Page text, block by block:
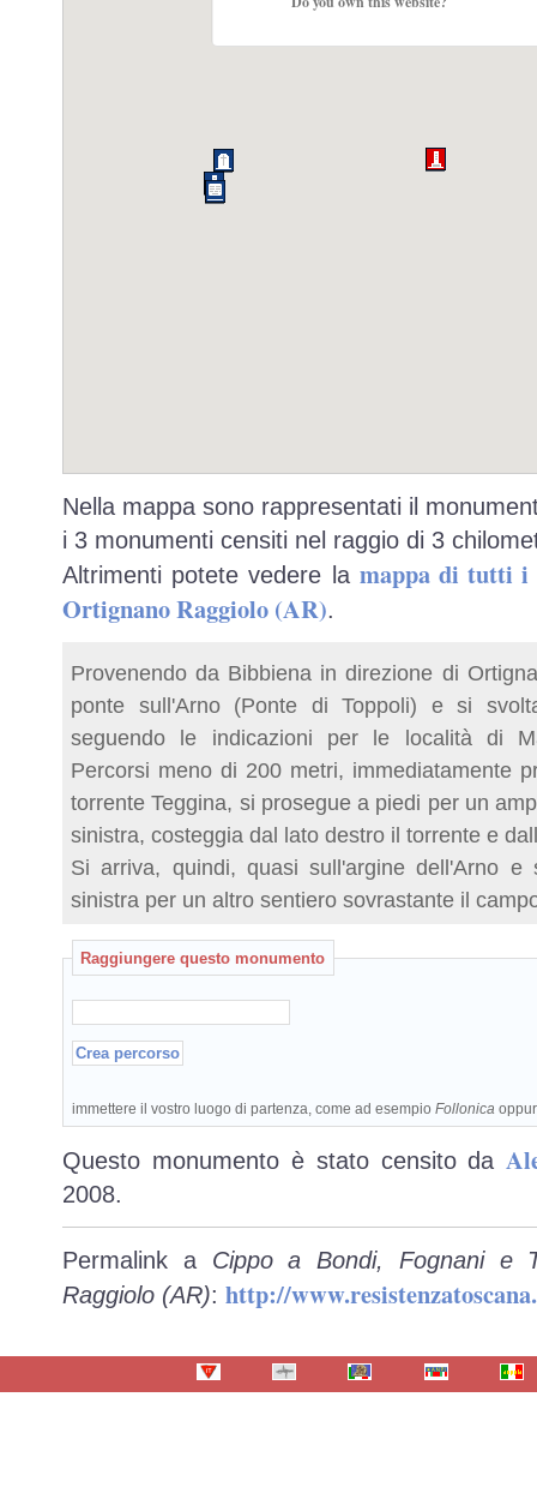
Nella mappa sono rappresentati il
i 3 monumenti censiti nel raggio di 3
Altrimenti potete vedere la mappa di tutti i
Ortignano Raggiolo (AR).
Provenendo da Bibbiena in direzione di
ponte sull'Arno (Ponte di Toppoli) e si
seguendo le indicazioni per le località di
Percorsi meno di 200 metri, immediatamente
torrente Teggina, si prosegue a piedi per un
sinistra, costeggia dal lato destro il torrente e
Si arriva, quindi, quasi sull'argine dell'Arno
sinistra per un altro sentiero sovrastante il
Raggiungere questo monumento
immettere il vostro luogo di partenza, come ad esempio Follonica
Questo monumento è stato censito da
2008.
Permalink a Cippo a Bondi, Fognani e
Raggiolo (AR): http://